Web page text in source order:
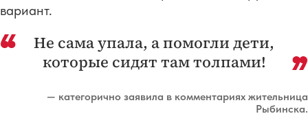
вариант.
Не сама упала, а помогли дети,
которые сидят там толпами!
— категорично заявила в комментариях жительница
Рыбинска.